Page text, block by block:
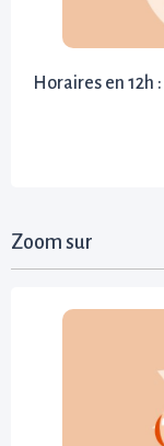
Horaires en 12h
Zoom sur